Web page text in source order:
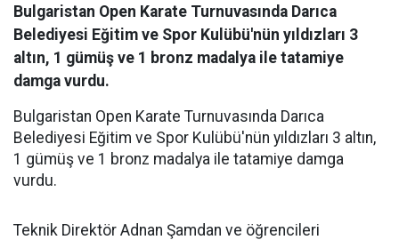
Bulgaristan Open Karate Turnuvasında Darıca
Belediyesi Eğitim ve Spor Kulübü'nün yıldızları 3
altın, 1 gümüş ve 1 bronz madalya ile tatamiye
damga vurdu.
Bulgaristan Open Karate Turnuvasında Darıca
Belediyesi Eğitim ve Spor Kulübü'nün yıldızları 3 altın,
1 gümüş ve 1 bronz madalya ile tatamiye damga
vurdu.
Teknik Direktör Adnan Şamdan ve öğrencileri